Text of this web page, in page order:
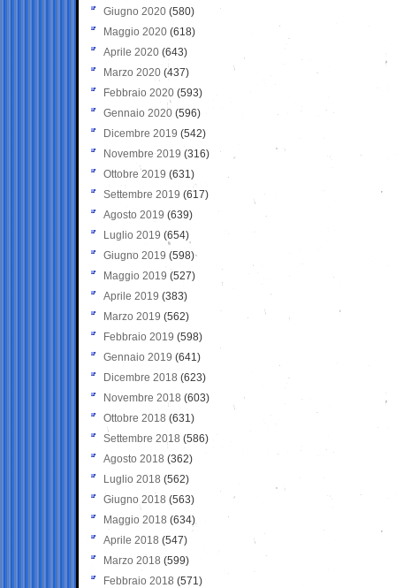
Giugno 2020 (580)
Maggio 2020 (618)
Aprile 2020 (643)
Marzo 2020 (437)
Febbraio 2020 (593)
Gennaio 2020 (596)
Dicembre 2019 (542)
Novembre 2019 (316)
Ottobre 2019 (631)
Settembre 2019 (617)
Agosto 2019 (639)
Luglio 2019 (654)
Giugno 2019 (598)
Maggio 2019 (527)
Aprile 2019 (383)
Marzo 2019 (562)
Febbraio 2019 (598)
Gennaio 2019 (641)
Dicembre 2018 (623)
Novembre 2018 (603)
Ottobre 2018 (631)
Settembre 2018 (586)
Agosto 2018 (362)
Luglio 2018 (562)
Giugno 2018 (563)
Maggio 2018 (634)
Aprile 2018 (547)
Marzo 2018 (599)
Febbraio 2018 (571)